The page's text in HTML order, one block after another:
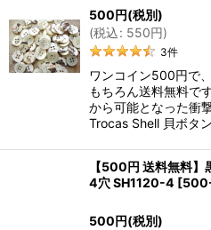
500円(税別)
(税込: 550円)
3件
ワンコイン500円で
もちろん送料無料で
から可能となった衝
Trocas Shell 貝ボタ
【500円 送料無料】
4穴 SH1120-4 [
500円(税別)